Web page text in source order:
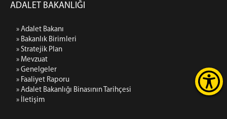
ADALET BAKANLIĞI
» Adalet Bakanı
» Bakanlık Birimleri
» Stratejik Plan
» Mevzuat
» Genelgeler
» Faaliyet Raporu
» Adalet Bakanlığı Binasının Tarihçesi
» İletişim